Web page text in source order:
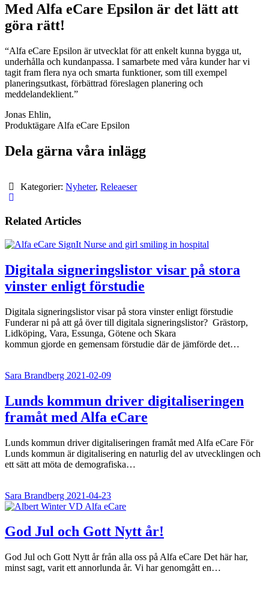
Med Alfa eCare Epsilon är det lätt att
göra rätt!
“Alfa eCare Epsilon är utvecklat för att enkelt kunna bygga ut,
underhålla och kundanpassa. I samarbete med våra kunder har vi
tagit fram flera nya och smarta funktioner, som till exempel
planeringsutkast, förbättrad föreslagen planering och
meddelandeklient.”
Jonas Ehlin,
Produktägare Alfa eCare Epsilon
Dela gärna våra inlägg
Kategorier:Nyheter,Releaeser
Related Articles
Digitala signeringslistor visar på stora
vinster enligt förstudie
Digitala signeringslistor visar på stora vinster enligt förstudie
Funderar ni på att gå över till digitala signeringslistor? Grästorp,
Lidköping, Vara, Essunga, Götene och Skara
kommun gjorde en gemensam förstudie där de jämförde det…
Sara Brandberg 2021-02-09
Lunds kommun driver digitaliseringen
framåt med Alfa eCare
Lunds kommun driver digitaliseringen framåt med Alfa eCare För
Lunds kommun är digitalisering en naturlig del av utvecklingen och
ett sätt att möta de demografiska…
Sara Brandberg 2021-04-23
God Jul och Gott Nytt år!
God Jul och Gott Nytt år från alla oss på Alfa eCare Det här har,
minst sagt, varit ett annorlunda år. Vi har genomgått en…